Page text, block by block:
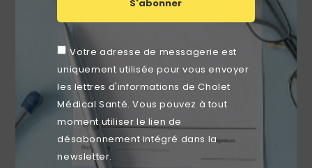
S'abonner
Votre adresse de messagerie est
uniquement utilisée pour vous envoyer
les lettres d'informations de Cholet
Médical Santé. Vous pouvez à tout
moment utiliser le lien de
désabonnement intégré dans la
newsletter.
Draps D'examen Pure Ouate Blancs LCH 70 X 38cm
(carton De 6 Rouleaux)
Prix
52,78 €